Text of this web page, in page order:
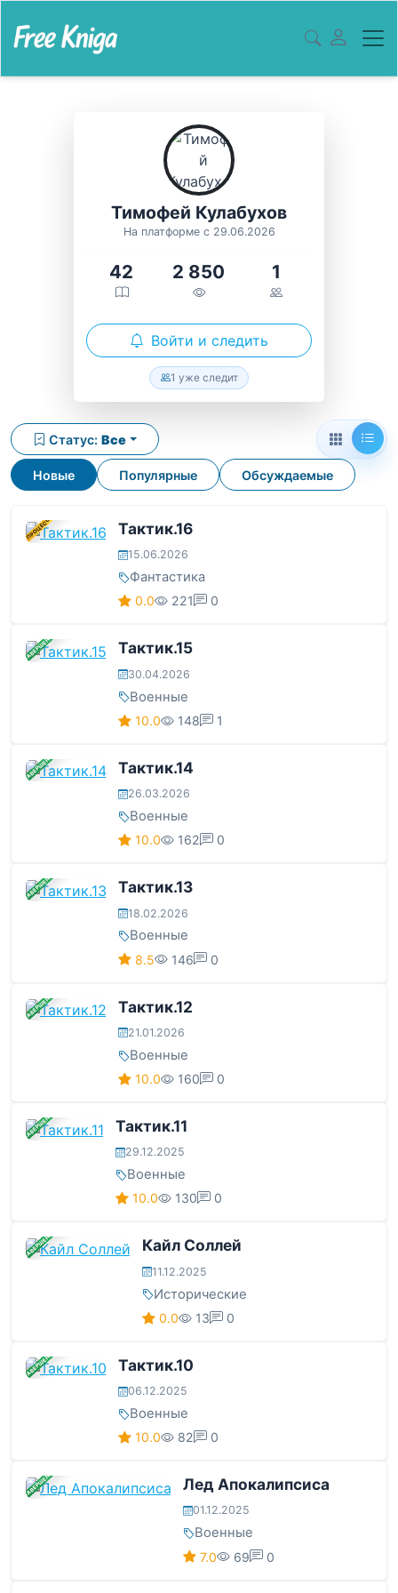
Тимофей Кулабухов
На платформе с 29.06.2026
42 2 850 1
Войти и следить
1 уже следит
Новые Популярные Обсуждаемые
Статус: Все
В ПРОЦЕССЕ Тактик.16
15.06.2026
Фантастика
0.0 221 0
ЗАВЕРШЕНА Тактик.15
30.04.2026
Военные
10.0 148 1
ЗАВЕРШЕНА Тактик.14
26.03.2026
Военные
10.0 162 0
ЗАВЕРШЕНА Тактик.13
18.02.2026
Военные
8.5 146 0
ЗАВЕРШЕНА Тактик.12
21.01.2026
Военные
10.0 160 0
ЗАВЕРШЕНА Тактик.11
29.12.2025
Военные
10.0 130 0
ЗАВЕРШЕНА Кайл Соллей
11.12.2025
Исторические
0.0 13 0
ЗАВЕРШЕНА Тактик.10
06.12.2025
Военные
10.0 82 0
ЗАВЕРШЕНА Лед Апокалипсиса
01.12.2025
Военные
7.0 69 0